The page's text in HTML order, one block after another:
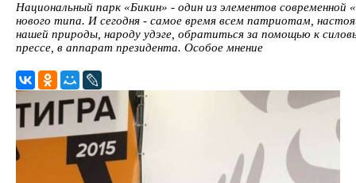
Национальный парк «Бикин» - один из элементов современной
нового типа. И сегодня - самое время всем патриотам,
нашей природы, народу удэге, обратиться за помощью к
прессе, в аппарат президента. Особое мнение